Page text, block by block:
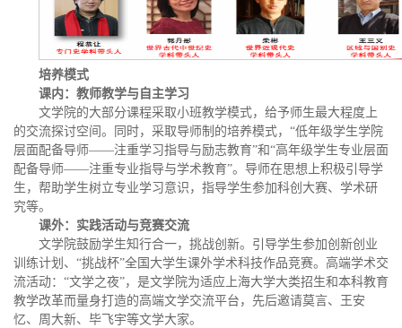
培养模式
课内：教师教学与自主学习
文学院的大部分课程采取小班教学模式，给予师生最大程度上
的交流探讨空间。同时，采取导师制的培养模式，“低年级学生学院
层面配备导师——注重学习指导与励志教育”和“高年级学生专业层面
配备导师——注重专业指导与学术教育”。导师在思想上积极引导学
生，帮助学生树立专业学习意识，指导学生参加科创大赛、学术研
究等。
课外： 实践活动与竞赛交流
文学院鼓励学生知行合一，挑战创新。引导学生参加创新创业
训练计划、“挑战杯”全国大学生课外学术科技作品竞赛。高端学术交
流活动：“文学之夜”，是文学院为适应上海大学大类招生和本科教育
教学改革而量身打造的高端文学交流平台，先后邀请莫言、王安
忆、周大新、毕飞宇等文学大家。